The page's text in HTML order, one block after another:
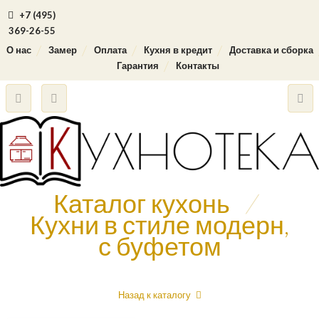
+7 (495)
369-26-55
О нас
Замер Оплата Кухня в кредит
Доставка и сборка
Гарантия
Контакты
Каталог кухонь /
Кухни в стиле модерн,
с буфетом
Назад к каталогу